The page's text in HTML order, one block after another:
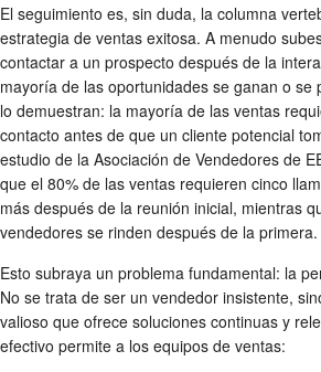
El seguimiento es, sin duda, la columna
estrategia de ventas exitosa. A menudo
contactar a un prospecto después de la
mayoría de las oportunidades se ganan o se
lo demuestran: la mayoría de las ventas
contacto antes de que un cliente potencial
estudio de la Asociación de Vendedores de
que el 80% de las ventas requieren cinco
más después de la reunión inicial, mientras
vendedores se rinden después de la primera.
Esto subraya un problema fundamental: la
No se trata de ser un vendedor insistente,
valioso que ofrece soluciones continuas y
efectivo permite a los equipos de ventas: